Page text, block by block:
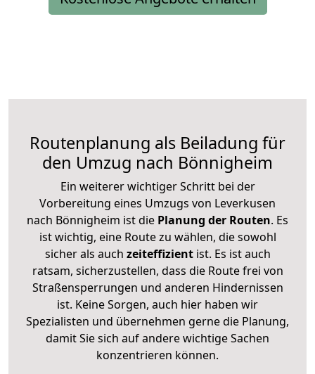
Routenplanung als Beiladung für
den Umzug nach Bönnigheim
Ein weiterer wichtiger Schritt bei der
Vorbereitung eines Umzugs von Leverkusen
nach Bönnigheim ist die Planung der Routen. Es
ist wichtig, eine Route zu wählen, die sowohl
sicher als auch zeiteffizientist. Es ist auch
ratsam, sicherzustellen, dass die Route frei von
Straßensperrungen und anderen Hindernissen
ist. Keine Sorgen, auch hier haben wir
Spezialisten und übernehmen gerne die Planung,
damit Sie sich auf andere wichtige Sachen
konzentrieren können.